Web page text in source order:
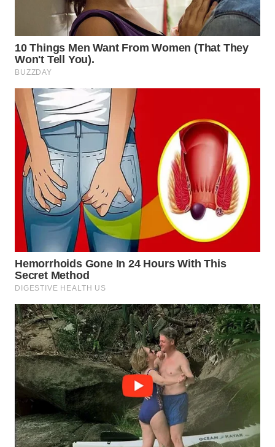
LABUHANBATU
WN
TAPANULI
TENGAH
WN DELI
SERDANG
WN
TEBING
TINGGI
WN
PAKPAK
WN
KARAWANG
WN
BEKASI
WN
BOGOR
WN
DEPOK
WN
TAPANULI